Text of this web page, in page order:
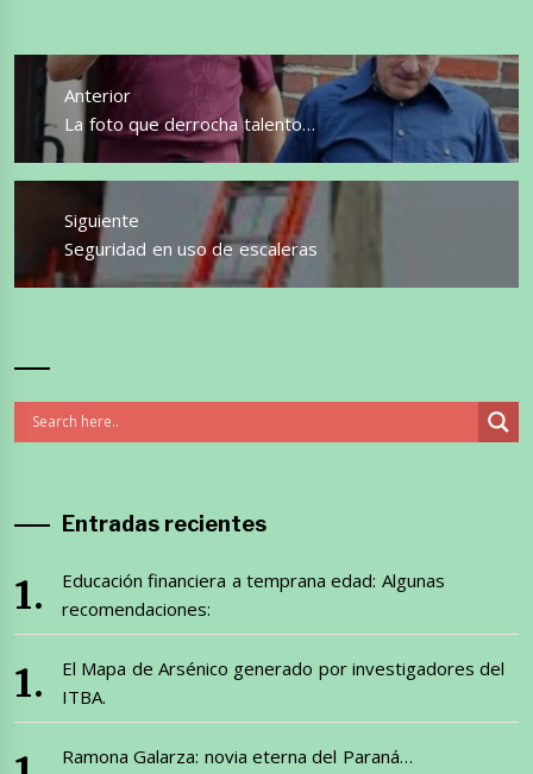
Navegación
de
entradas
Anterior
Entrada
anterior:
La foto que derrocha talento…
Siguiente
Entrada
siguiente:
Seguridad en uso de escaleras
Entradas recientes
Educación financiera a temprana edad: Algunas
recomendaciones:
El Mapa de Arsénico generado por investigadores del
ITBA.
Ramona Galarza: novia eterna del Paraná…